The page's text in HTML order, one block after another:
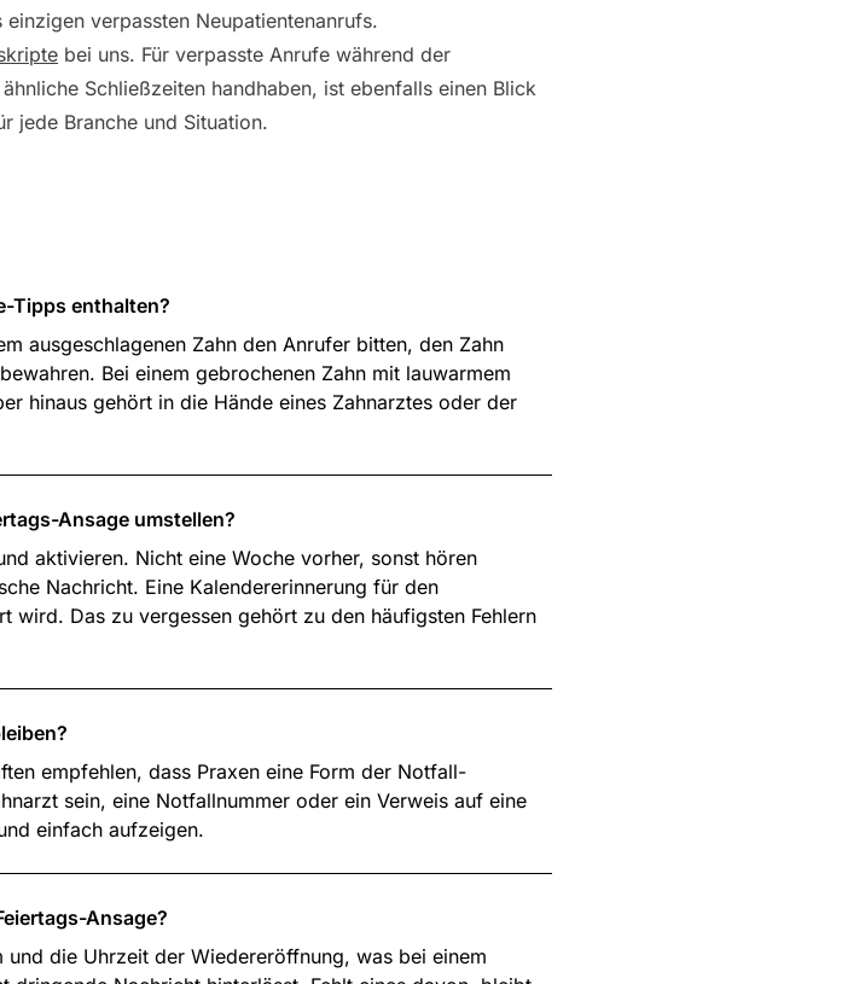
verpassten Neupatientenanrufs.
bei uns. Für verpasste Anrufe während der
ähnliche Schließzeiten handhaben, ist ebenfalls einen Blick
jede Branche und Situation.
Tipps enthalten?
ausgeschlagenen Zahn den Anrufer bitten, den Zahn
Bei einem gebrochenen Zahn mit lauwarmem
hinaus gehört in die Hände eines Zahnarztes oder der
Ansage umstellen?
aktivieren. Nicht eine Woche vorher, sonst hören
Nachricht. Eine Kalendererinnerung für den
wird. Das zu vergessen gehört zu den häufigsten Fehlern
empfehlen, dass Praxen eine Form der Notfall-
sein, eine Notfallnummer oder ein Verweis auf eine
einfach aufzeigen.
Ansage?
die Uhrzeit der Wiedereröffnung, was bei einem